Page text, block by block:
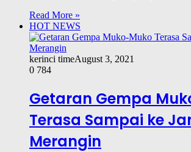
Read More »
HOT NEWS
kerinci timeAugust 3, 2021
0 784
Getaran Gempa
Terasa Sampai ke
Merangin